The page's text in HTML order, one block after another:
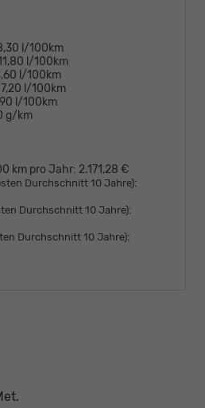
l/100km
l/100km
l/100km
7,20 l/100km
l/100km
g/km
km pro Jahr: 2.171,28 €
Durchschnitt 10 Jahre):
Durchschnitt 10 Jahre):
Durchschnitt 10 Jahre):